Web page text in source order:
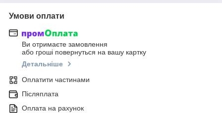
Умови оплати
Ви отримаєте замовлення
або гроші повернуться на вашу картку
Детальніше
Оплатити частинами
Післяплата
Оплата на рахунок